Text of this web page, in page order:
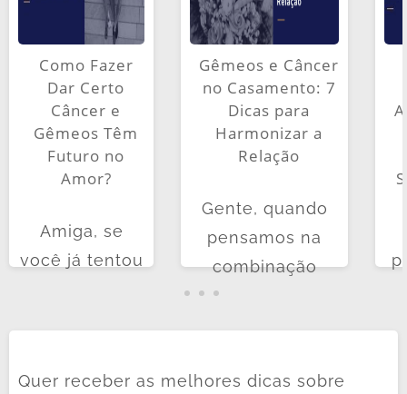
Como Fazer
Dar Certo
Câncer e
Gêmeos Têm
Futuro no
Amor?
Amiga, se
você já tentou
sabe que cada
Gêmeos e Câncer
no Casamento: 7
Dicas para
Harmonizar a
Relação
Gente, quando
pensamos na
combinação
entre os signos
casamento,
Quer receber as melhores dicas sobre